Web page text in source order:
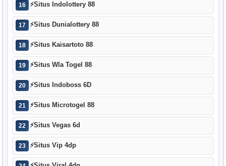
16 ⚡Situs Indolottery 88
17 ⚡Situs Dunialottery 88
18 ⚡Situs Kaisartoto 88
19 ⚡Situs Wla Togel 88
20 ⚡Situs Indoboss 6D
21 ⚡Situs Microtogel 88
22 ⚡Situs Vegas 6d
23 ⚡Situs Vip 4dp